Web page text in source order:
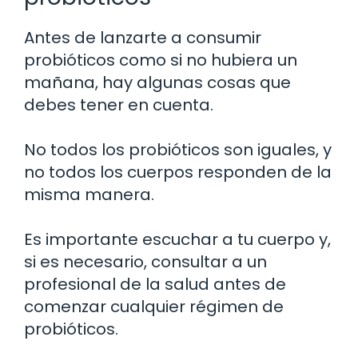
Antes de lanzarte a consumir
probióticos como si no hubiera un
mañana, hay algunas cosas que
debes tener en cuenta.
No todos los probióticos son iguales, y
no todos los cuerpos responden de la
misma manera.
Es importante escuchar a tu cuerpo y,
si es necesario, consultar a un
profesional de la salud antes de
comenzar cualquier régimen de
probióticos.